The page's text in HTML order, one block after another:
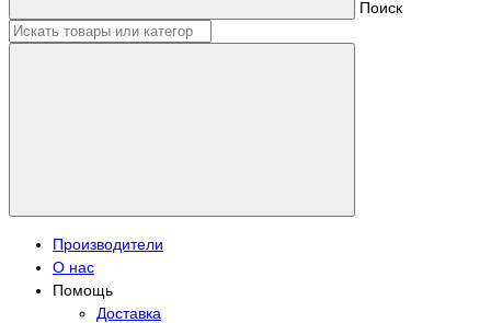
Поиск
Производители
О нас
Помощь
Доставка